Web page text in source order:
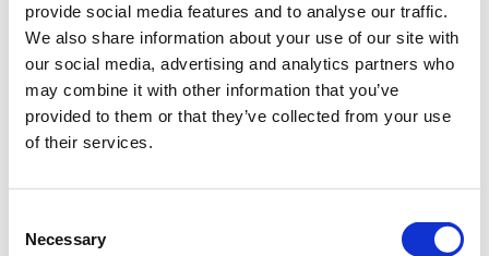
provide social media features and to analyse our traffic.
We also share information about your use of our site with
our social media, advertising and analytics partners who
may combine it with other information that you’ve
provided to them or that they’ve collected from your use
of their services.
Selection
Necessary
Σε συνεργασία με τοFOUND.ATION, ηL'Oréal Paris και ο
ΑΒ Βασιλόπουλοςδημιούργησανένα ολοκληρωμένο
πρόγραμμα εκπαίδευσης 3 θεματικών που θα προσφερθεί
δωρεάν σε150 άνεργες γυναίκες ηλικίας 18-45.
Πιστεύουμε ότι αξίζει σε κάθε γυναίκα να αναδείξει τον
διαφορετικούς ρόλους που καλείται να πάρει κάθε μέρα και